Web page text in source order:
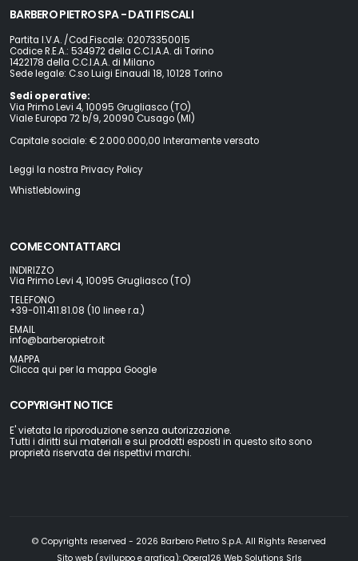
BARBERO PIETRO SPA - DATI FISCALI
Partita I.V.A. /Cod.Fiscale: 02073350015
Codice R.E.A.: 534972 della C.C.I.A.A. di Torino
1422178 della C.C.I.A.A. di Milano
Sede legale: C.so Luigi Einaudi 18, 10128 Torino
Sedi operative:
Via Primo Levi 4, 10095 Grugliasco (TO)
Viale Europa 72 b/9, 20090 Cusago (MI)
Capitale sociale: € 2.000.000,00 Interamente versato
Leggi la nostra Privacy Policy
Whistleblowing
COME CONTATTARCI
INDIRIZZO
Via Primo Levi 4, 10095 Grugliasco (TO)
TELEFONO
+39-011.411.81.08 (10 linee r.a.)
EMAIL
info@barberopietro.it
MAPPA
Clicca qui per la mappa Google
COPYRIGHT NOTICE
E' vietata la riporoduzione senza autorizzazione.
Tutti i diritti sui materiali e sui prodotti esposti in questo sito sono
proprietà riservata dei rispettivi marchi.
© Copyrights reserved - 2026 Barbero Pietro S.p.A. All Rights Reserved
Sito web (sviluppo e grafica): Opera126 Web Solutions Srls